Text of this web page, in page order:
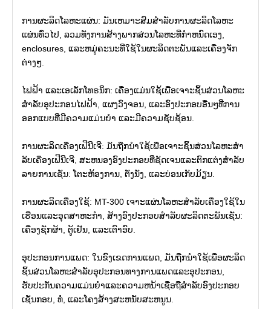
ການຜະລິດໂລຫະແຜ່ນ: ມັນເຫມາະສົມສໍາລັບການຜະລິດໂລຫະ
ແຜ່ນທົ່ວໄປ, ລວມທັງການສ້າງພາກສ່ວນໂລຫະທີ່ກໍາຫນົດເອງ,
enclosures, ແລະຫມູ່ຄະນະທີ່ໃຊ້ໃນຜະລິດຕະພັນແລະເຄື່ອງຈັກ
ຕ່າງໆ.
ໄຟຟ້າ ແລະເອເລັກໂທຣນິກ: ເຄື່ອງແມ່ນໃຊ້ເພື່ອເຈາະຊິ້ນສ່ວນໂລຫະ
ສໍາລັບອຸປະກອນໄຟຟ້າ, ແຜງວົງຈອນ, ແລະອົງປະກອບອື່ນໆທີ່ການ
ອອກແບບທີ່ມີຄວາມແມ່ນຍໍາ ແລະມີຄວາມຊັບຊ້ອນ.
ການຜະລິດເຄື່ອງເຟີນີເຈີ: ມັນຖືກນໍາໃຊ້ເພື່ອເຈາະຊິ້ນສ່ວນໂລຫະສໍາ
ລັບເຄື່ອງເຟີນີເຈີ, ສະຫນອງອົງປະກອບທີ່ຊັດເຈນແລະຕົກແຕ່ງສໍາລັບ
ລາຍການເຊັ່ນ: ໂຕະຫ້ອງການ, ຕັ່ງນັ່ງ, ແລະບ່ອນເກັບມ້ຽນ.
ການຜະລິດເຄື່ອງໃຊ້: MT-300 ເຈາະແຜ່ນໂລຫະສໍາລັບເຄື່ອງໃຊ້ໃນ
ເຮືອນແລະອຸດສາຫະກໍາ, ສ້າງອົງປະກອບສໍາລັບຜະລິດຕະພັນເຊັ່ນ:
ເຄື່ອງຊັກຜ້າ, ຕູ້ເຢັນ, ແລະເຕົາອົບ.
ອຸປະກອນການແພດ: ໃນຂົງເຂດການແພດ, ມັນຖືກນໍາໃຊ້ເພື່ອຜະລິດ
ຊິ້ນສ່ວນໂລຫະສໍາລັບອຸປະກອນທາງການແພດແລະອຸປະກອນ,
ຮັບປະກັນຄວາມແມ່ນຍໍາແລະຄວາມຫນ້າເຊື່ອຖືສໍາລັບອົງປະກອບ
ເຊັ່ນກອບ, ທໍ່, ແລະໂຄງສ້າງສະຫນັບສະຫນູນ.